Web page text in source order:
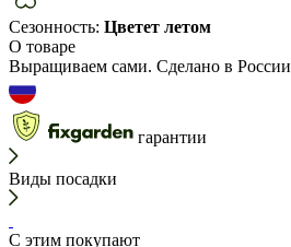
Сезонность: Цветет летом
О товаре
Выращиваем сами. Сделано в России
гарантии
Виды посадки
С этим покупают